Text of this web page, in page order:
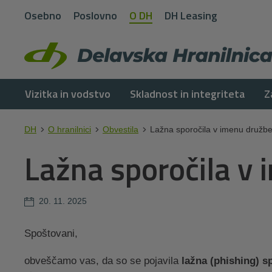
Osebno Poslovno O DH DH Leasing
Vizitka in vodstvo Skladnost in integriteta
DH O hranilnici Obvestila Lažna sporočila v imenu
Lažna sporočila v
20. 11. 2025
Spoštovani,
obveščamo vas, da so se pojavila lažna (phishing)